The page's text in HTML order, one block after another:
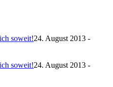
soweit!24. August 2013 -
soweit!24. August 2013 -